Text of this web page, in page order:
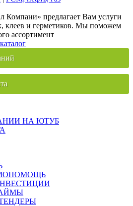
Компани» предлагает Вам услуги
клеев и герметиков. Мы поможем
ассортимент
НА ЮТУБ